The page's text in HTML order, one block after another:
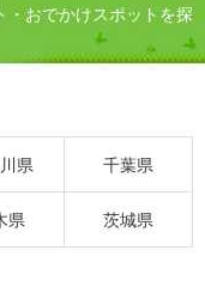
・おでかけスポットを探
県 千葉県
県 茨城県